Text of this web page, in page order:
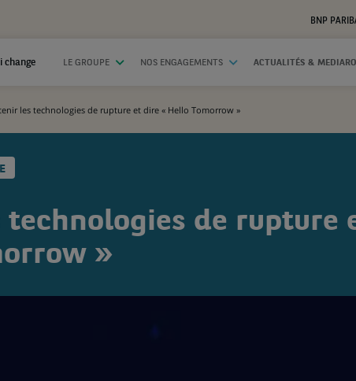
BNP
change LE GROUPE NOS ENGAGEMENTS ACTUALITÉS &
les technologies de rupture et dire « Hello Tomorrow »
technologies de rupture
»